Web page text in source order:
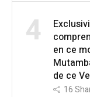
4
en ce
de ce
16